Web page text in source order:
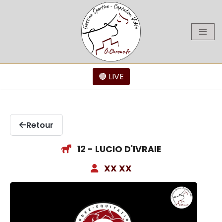
🔴 LIVE
Retour
12 - LUCIO D'IVRAIE
XX XX